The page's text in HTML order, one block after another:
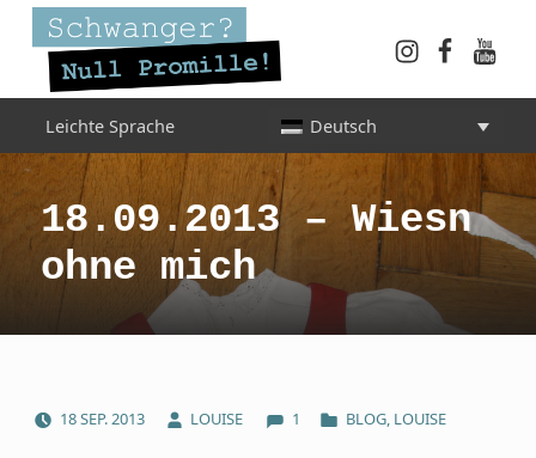
INFORMATIONEN FÜR SCHWANGERE, WERDENDE MÜTTER UND ALLE, DIE SIE IN DER SCHWANGERSCHAFT BEGLEITEN
Leichte Sprache Deutsch
18.09.2013 – Wiesn
ohne mich
18SEP.2013 LOUISE 1 BLOG, LOUISE